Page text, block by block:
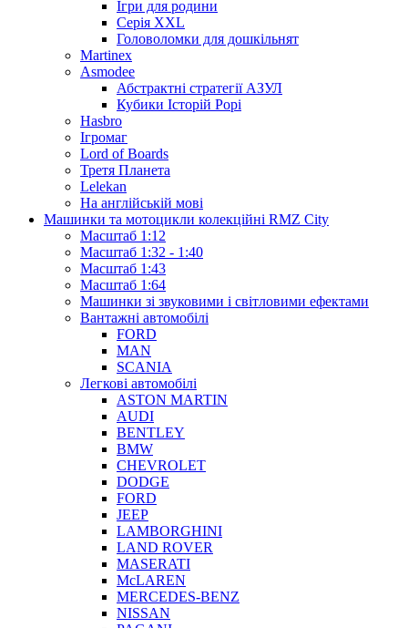
Ігри для родини
Серія XXL
Головоломки для дошкільнят
Martinex
Asmodee
Абстрактні стратегії АЗУЛ
Кубики Історій Рорі
Hasbro
Ігромаг
Lord of Boards
Третя Планета
Lelekan
На англійській мові
Машинки та мотоцикли колекційні RMZ City
Масштаб 1:12
Масштаб 1:32 - 1:40
Масштаб 1:43
Масштаб 1:64
Машинки зі звуковими і світловими ефектами
Вантажні автомобілі
FORD
MAN
SCANIA
Легкові автомобілі
ASTON MARTIN
AUDI
BENTLEY
BMW
CHEVROLET
DODGE
FORD
JEEP
LAMBORGHINI
LAND ROVER
MASERATI
McLAREN
MERCEDES-BENZ
NISSAN